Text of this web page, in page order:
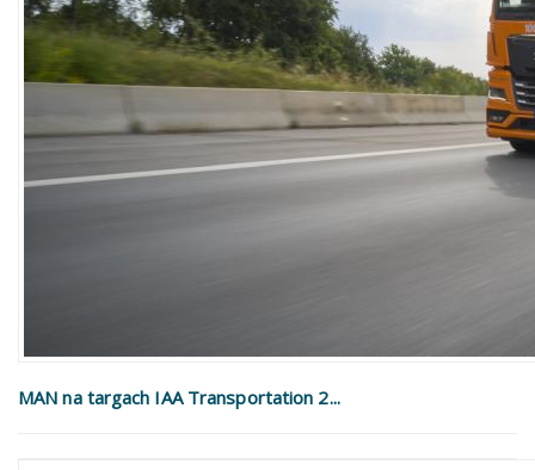
MAN na targach IAA Transportation 2...